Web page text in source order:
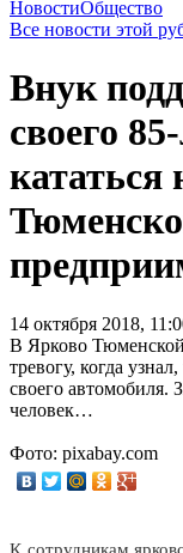
НовостиОбщество
Все новости этой
Внук
своего
кататься
14 октября 2018,
В Ярково Тюменской
тревогу, когда
своего автомобиля.
человек…
Фото: pixabay.com